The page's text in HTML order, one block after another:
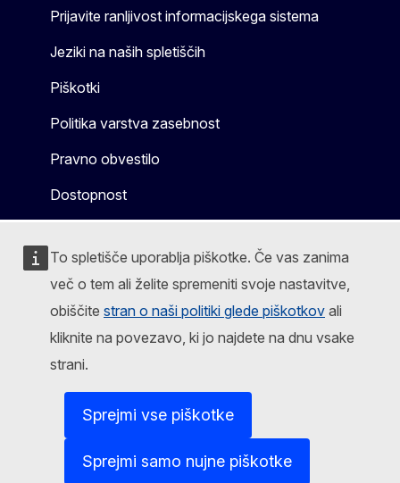
To spletišče uporablja piškotke. Če vas zanima
več o tem ali želite spremeniti svoje nastavitve,
obiščite stran o naši politiki glede piškotkov ali
kliknite na povezavo, ki jo najdete na dnu vsake
strani.
Sprejmi vse piškotke
Sprejmi samo nujne piškotke
Prijavite ranljivost informacijskega sistema
Jeziki na naših spletiščih
Piškotki
Politika varstva zasebnost
Pravno obvestilo
Dostopnost